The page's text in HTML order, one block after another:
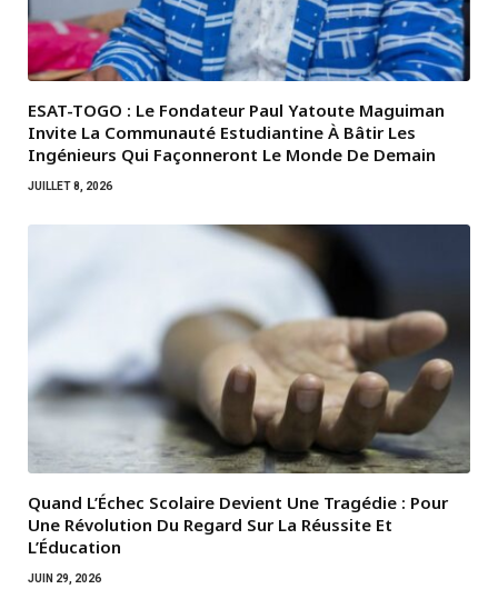
ESAT-TOGO : Le Fondateur Paul Yatoute Maguiman
Invite La Communauté Estudiantine À Bâtir Les
Ingénieurs Qui Façonneront Le Monde De Demain
JUILLET 8, 2026
Quand L’Échec Scolaire Devient Une Tragédie : Pour
Une Révolution Du Regard Sur La Réussite Et
L’Éducation
JUIN 29, 2026